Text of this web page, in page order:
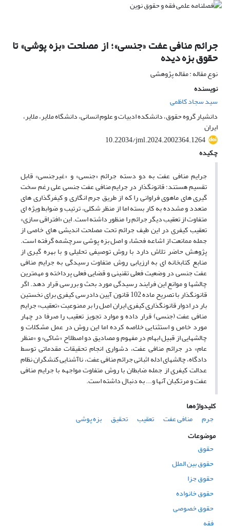
جرائم منافی عفت «جنسی»؛ از مصلحت «بزه پوشی» تا
حقوق بزه دیده
نوع مقاله : مقاله پژوهشی
نویسنده
سید سجاد کاظمی
دانشیار گروه حقوق، دانشکده ادبیات و علوم انسانی، دانشگاه ملایر، ملایر،
ایران
10.22034/jml.2024.2002364.1264
چکیده
جرایم منافی عفت به دو دسته جرائم «جنسی» و «غیرجنسی» قابل
تقسیم هستند؛ قانونگذار در جرایم منافی عفت جنسی علی رغم سخت
گیری های ماهوی فراوانی را که از طریق جرم انگاری و کیفرگذاری های
متعدد و مشدده به کار بسته اما از منظر شکلی، ترتیب و ضوابط ویژه ای
متفاوت از تعقیب دیگر جرائم را منظور داشته است. این «افتراقی سازی»
تعقیب کیفری در این طیف جرائم تحت مصلحت اندیشی های خاصی از
جمله ممانعت از اشاعه فحشاء و اصل بزه پوشی سرچشمه گرفته است.
پژوهش حاضر تلاش دارد با روش توصیفی تحلیلی و با بهره گیری از
منابع کتابخانه ای به ارزیابی روش متفاوت رسیدگی به جرایم منافی
عفت جنسی در وضعیت فعلی تقنینی و قضایی فعلی پرداخته و مهمترین
چالشها و موانع این فرایند رسیدگی مورد بحث و بررسی قرار دهد. اگر
قانونگذار با تصریح ماده 102 قانون آیین دادرسی کیفری برای نخستین
بار در ادوار قانونگذاری کیفری ایران اصل را بر ممنوعیت «تعقیب» جرایم
منافی عفت (جنسی) قرار داده و موارد تجویز تعقیب را صرفا در چهار
مورد خاص و استثنایی خلاصه کرده اما این روش در عمل مشکلات و
چالشهایی از قبیل ابهام در مفهوم و مصادیق دو اصطلاح «شاکی» و «منظر
عام» در جرائم منافی عفت، دشواری انجام تحقیقات مقدماتی توسط
دادگاه، چالشهای ادله اثباتی جرائم منافی عفت، ناآشنایی کنشگران نظام
عدالت کیفری از جمله ضابطان با روش متفاوت مواجهه با جرایم منافی
عفت و مرتکبان آنها و... به دنبال داشته است.
کلیدواژه‌ها
جرم
منافی عفت تعقیب تحقیق
بزه پوشی
موضوعات
حقوق
حقوق بین الملل
حقوق جزا
حقوق خانواده
حقوق خصوصی
فقه